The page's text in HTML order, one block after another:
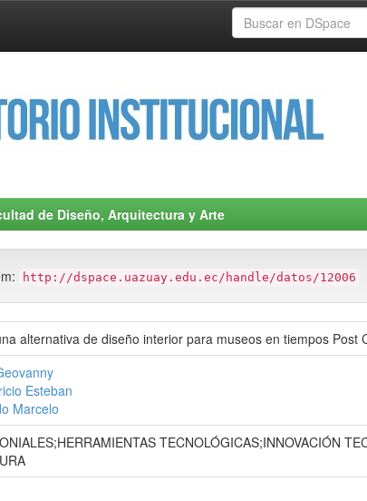
de Diseño, Arquitectura y Arte
http://dspace.uazuay.edu.ec/handle/datos/12006
alternativa de diseño interior para museos en tiempos Post
Esteban
Marcelo
TECNOLÓGICAS;INNOVACIÓN